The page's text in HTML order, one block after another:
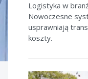
Logistyka w
Nowoczesne
usprawniają
koszty.